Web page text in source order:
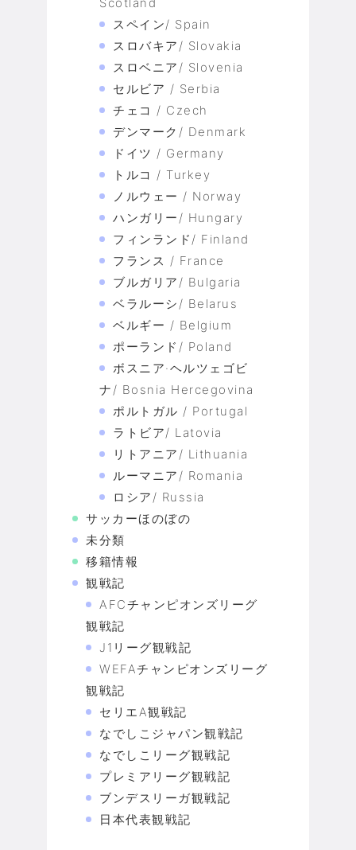
スペイン/ Spain
スロバキア/ Slovakia
スロベニア/ Slovenia
セルビア / Serbia
チェコ / Czech
デンマーク/ Denmark
ドイツ / Germany
トルコ / Turkey
ノルウェー / Norway
ハンガリー/ Hungary
フィンランド/ Finland
フランス / France
ブルガリア/ Bulgaria
ベラルーシ/ Belarus
ベルギー / Belgium
ポーランド/ Poland
ボスニア·ヘルツェゴビ
ナ/ Bosnia Hercegovina
ポルトガル / Portugal
ラトビア/ Latovia
リトアニア/ Lithuania
ルーマニア/ Romania
ロシア/ Russia
サッカーほのぼの
未分類
移籍情報
観戦記
AFCチャンピオンズリーグ
観戦記
J1リーグ観戦記
WEFAチャンピオンズリーグ
観戦記
セリエA観戦記
なでしこジャパン観戦記
なでしこリーグ観戦記
プレミアリーグ観戦記
ブンデスリーガ観戦記
日本代表観戦記